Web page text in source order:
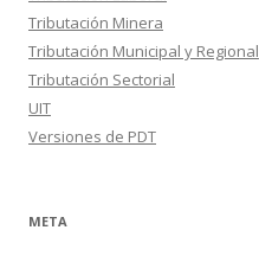
Tributación Minera
Tributación Municipal y Regional
Tributación Sectorial
UIT
Versiones de PDT
META